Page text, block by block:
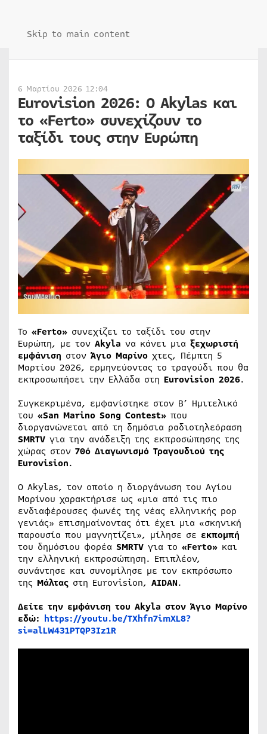
Skip to main content
6 Μαρτίου 2026 12:04
Eurovision 2026: Ο Akylas και
το «Ferto» συνεχίζουν το
ταξίδι τους στην Ευρώπη
Το «Ferto» συνεχίζει το ταξίδι του στην
Ευρώπη, με τον Akyla να κάνει μια ξεχωριστή
εμφάνιση στον Άγιο Μαρίνο χτες, Πέμπτη 5
Μαρτίου 2026, ερμηνεύοντας το τραγούδι που θα
εκπροσωπήσει την Ελλάδα στη Eurovision 2026.
Συγκεκριμένα, εμφανίστηκε στον Β’ Ημιτελικό
του «San Marino Song Contest» που
διοργανώνεται από τη δημόσια ραδιοτηλεόραση
SMRTV για την ανάδειξη της εκπροσώπησης της
χώρας στον 70ό Διαγωνισμό Τραγουδιού της
Eurovision.
Ο Akylas, τον οποίο η διοργάνωση του Αγίου
Μαρίνου χαρακτήρισε ως «μια από τις πιο
ενδιαφέρουσες φωνές της νέας ελληνικής pop
γενιάς» επισημαίνοντας ότι έχει μια «σκηνική
παρουσία που μαγνητίζει», μίλησε σε εκπομπή
του δημόσιου φορέα SMRTV για το «Ferto» και
την ελληνική εκπροσώπηση. Επιπλέον,
συνάντησε και συνομίλησε με τον εκπρόσωπο
της Μάλτας στη Eurovision, AIDAN.
Δείτε την εμφάνιση του Akyla στον Άγιο Μαρίνο
εδώ: https://youtu.be/TXhfn7imXL8?
si=alLW431PTQP3Iz1R